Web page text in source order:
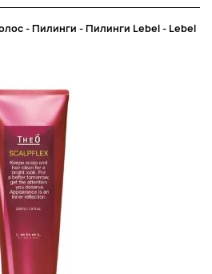
-Пилинги -Пилинги Lebel- Lebel